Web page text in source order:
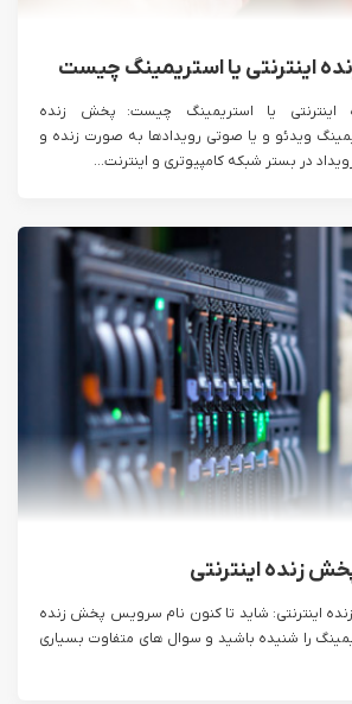
اینترنتی یا استریمینگ چیست
یا استریمینگ چیست: پخش زنده
ویدئو و یا صوتی رویدادها به صورت زنده و
در بستر شبکه کامپیوتری و اینترنت...
زنده اینترنتی
اینترنتی: شاید تا کنون نام سرویس پخش زنده
را شنیده باشید و سوال های متفاوت بسیاری